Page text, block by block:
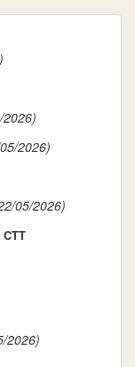
2026)
2026)
05/2026)
2026)